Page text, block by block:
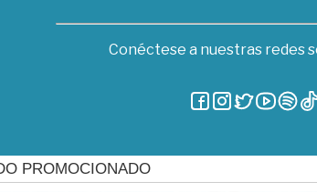
Conéctese a nuestras redes